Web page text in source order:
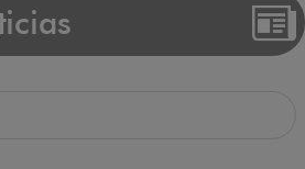
Madrid